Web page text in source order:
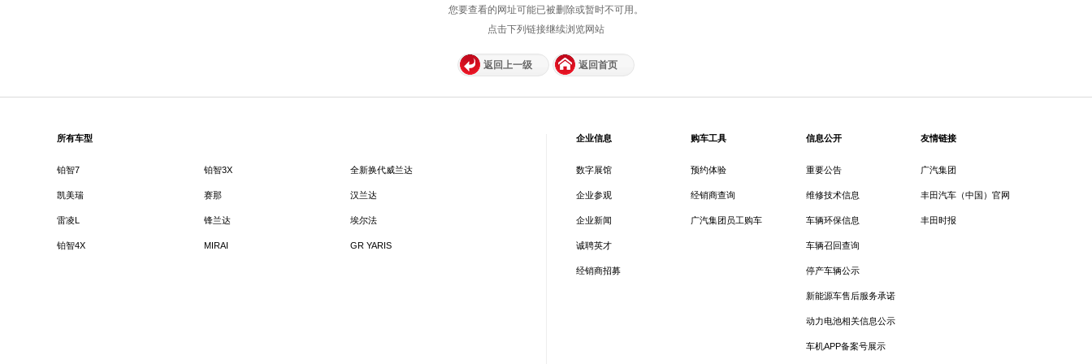
您要查看的网址可能已被删除或暂时不可用。
点击下列链接继续浏览网站
返回上一级 返回首页
所有车型
铂智7 铂智3X 全新换代威兰达
凯美瑞 赛那 汉兰达
雷凌L 锋兰达 埃尔法
铂智4X MIRAI GR YARIS
企业信息
数字展馆
企业参观
企业新闻
诚聘英才
经销商招募
购车工具
预约体验
经销商查询
广汽集团员工购车
信息公开
重要公告
维修技术信息
车辆环保信息
车辆召回查询
停产车辆公示
新能源车售后服务承诺
动力电池相关信息公示
车机APP备案号展示
友情链接
广汽集团
丰田汽车（中国）官网
丰田时报